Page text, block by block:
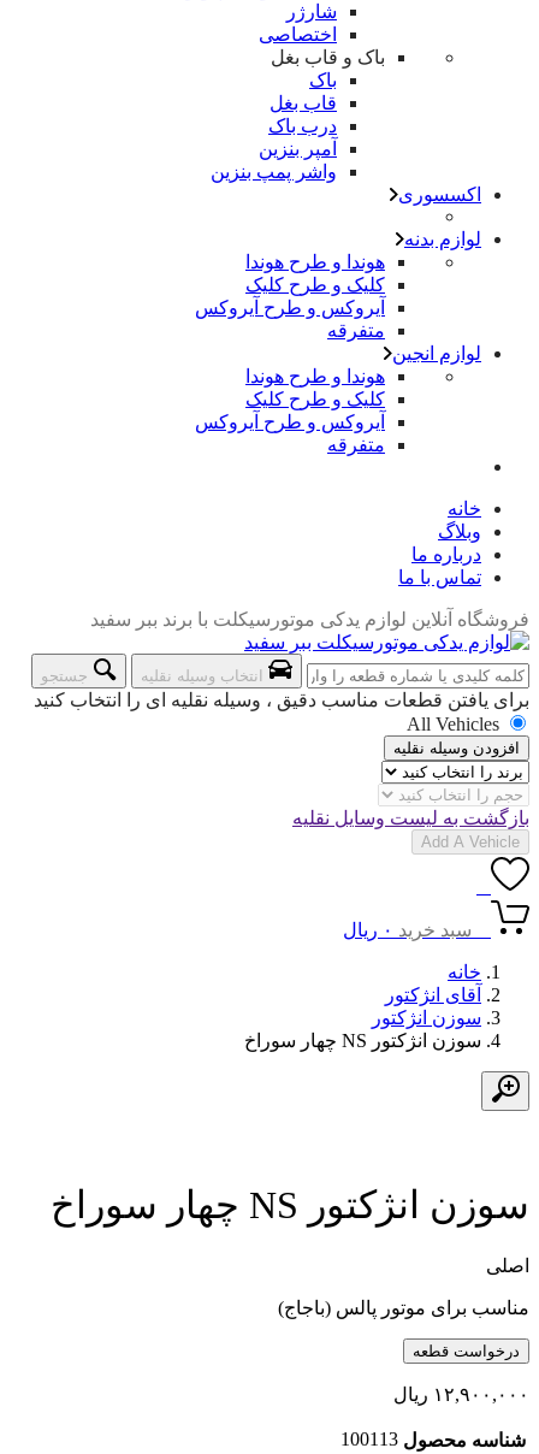
شارژر
اختصاصی
باک و قاب بغل
باک
قاب بغل
درب باک
آمپر بنزین
واشر پمپ بنزین
اکسسوری
لوازم بدنه
هوندا و طرح هوندا
کلیک و طرح کلیک
آیروکس و طرح آیروکس
متفرقه
لوازم انجین
هوندا و طرح هوندا
کلیک و طرح کلیک
آیروکس و طرح آیروکس
متفرقه
خانه
وبلاگ
درباره ما
تماس با ما
فروشگاه آنلاین لوازم یدکی موتورسیکلت با برند ببر سفید
انتخاب وسیله نقلیه جستجو
برای یافتن قطعات مناسب دقیق ، وسیله نقلیه ای را انتخاب کنید
All Vehicles
افزودن وسیله نقلیه
بازگشت به لیست وسایل نقلیه
Add A Vehicle
سبد خرید ۰ ریال
خانه
آقای انژکتور
سوزن انژکتور
سوزن انژکتور NS چهار سوراخ
سوزن انژکتور NS چهار سوراخ
اصلی
مناسب برای موتور پالس (باجاج)
درخواست قطعه
۱۲,۹۰۰,۰۰۰ ریال
شناسه محصول 100113